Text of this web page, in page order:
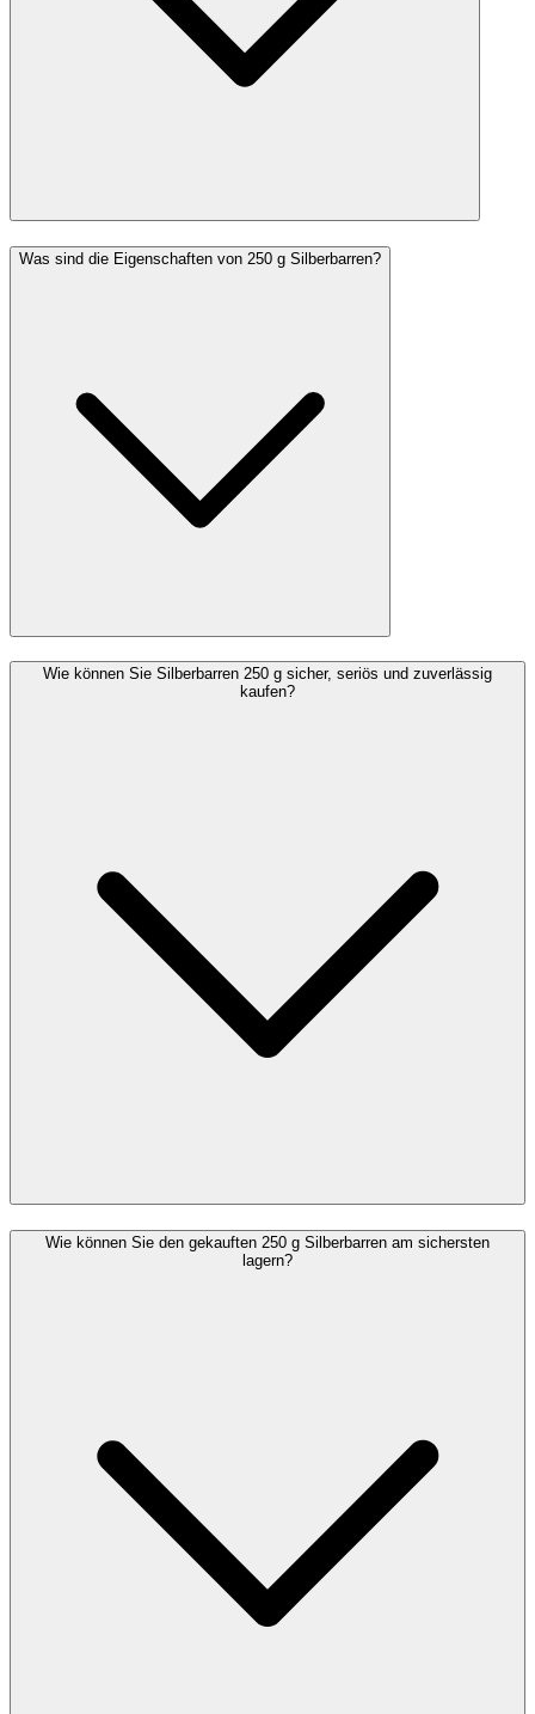
Was sind die Eigenschaften von 250 g Silberbarren?
Wie können Sie Silberbarren 250 g sicher, seriös und zuverlässig
kaufen?
Wie können Sie den gekauften 250 g Silberbarren am sichersten
lagern?